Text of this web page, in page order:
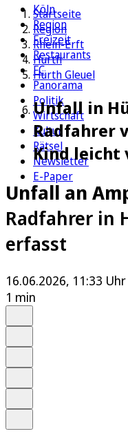
Köln
Region
Freizeit
Restaurants
FC
Panorama
Politik
Wirtschaft
Kultur
Rätsel
Newsletter
E-Paper
Startseite
Region
Rhein-Erft
Hürth
Hürth Gleuel
Unfall in
Radfahrer
Kind leicht
Unfall an
Radfahrer in
erfasst
16.06.2026, 11:33 Uhr
1 min